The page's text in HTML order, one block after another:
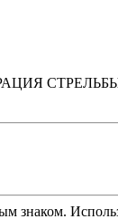
знаком.